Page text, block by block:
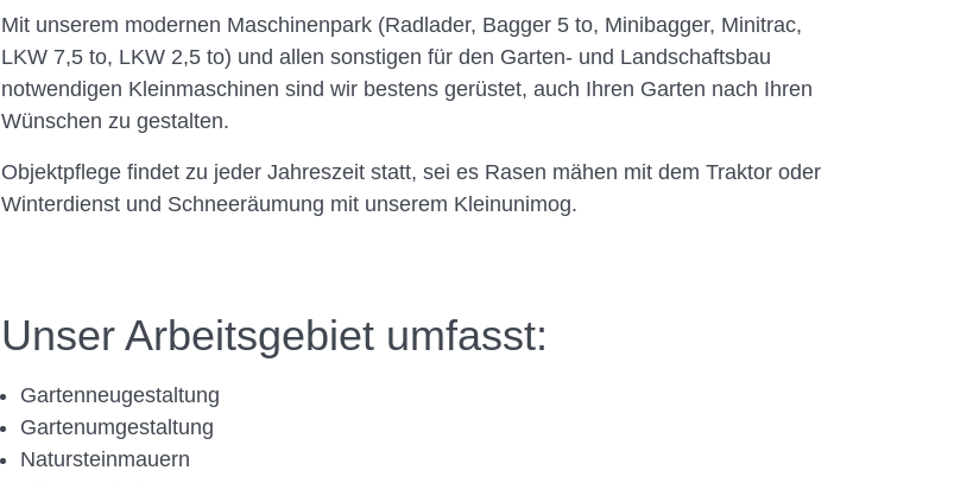
Mit unserem modernen Maschinenpark (Radlader, Bagger 5 to, Minibagger, Minitrac,
LKW 7,5 to, LKW 2,5 to) und allen sonstigen für den Garten- und Landschaftsbau
notwendigen Kleinmaschinen sind wir bestens gerüstet, auch Ihren Garten nach Ihren
Wünschen zu gestalten.
Objektpflege findet zu jeder Jahreszeit statt, sei es Rasen mähen mit dem Traktor oder
Winterdienst und Schneeräumung mit unserem Kleinunimog.
Unser Arbeitsgebiet umfasst:
Gartenneugestaltung
Gartenumgestaltung
Natursteinmauern